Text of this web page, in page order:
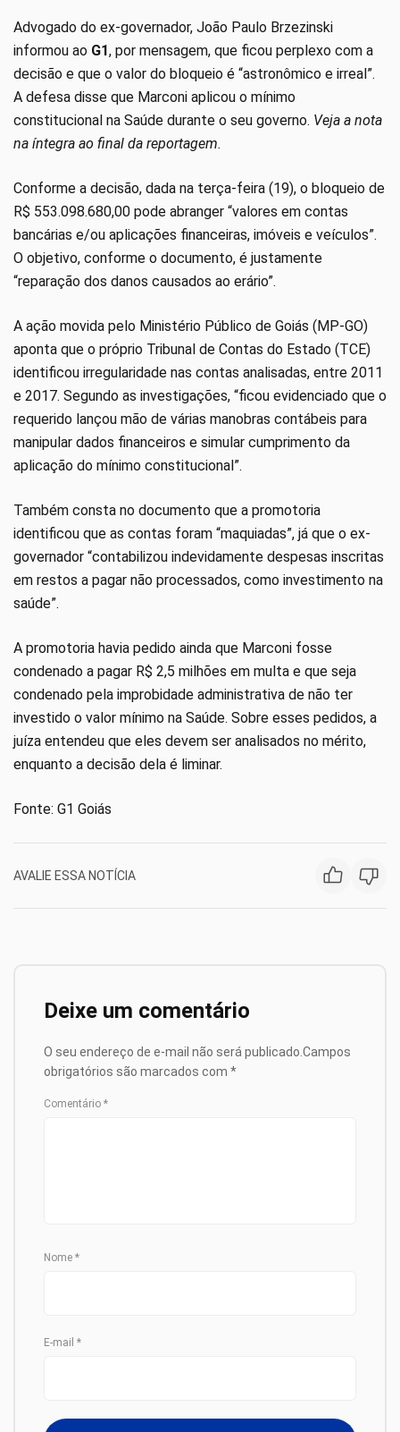
Advogado do ex-governador, João Paulo Brzezinski
informou ao G1, por mensagem, que ficou perplexo com a
decisão e que o valor do bloqueio é “astronômico e irreal”.
A defesa disse que Marconi aplicou o mínimo
constitucional na Saúde durante o seu governo. Veja a nota
na íntegra ao final da reportagem.
Conforme a decisão, dada na terça-feira (19), o bloqueio de
R$ 553.098.680,00 pode abranger “valores em contas
bancárias e/ou aplicações financeiras, imóveis e veículos”.
O objetivo, conforme o documento, é justamente
“reparação dos danos causados ao erário”.
A ação movida pelo Ministério Público de Goiás (MP-GO)
aponta que o próprio Tribunal de Contas do Estado (TCE)
identificou irregularidade nas contas analisadas, entre 2011
e 2017. Segundo as investigações, “ficou evidenciado que o
requerido lançou mão de várias manobras contábeis para
manipular dados financeiros e simular cumprimento da
aplicação do mínimo constitucional”.
Também consta no documento que a promotoria
identificou que as contas foram “maquiadas”, já que o ex-
governador “contabilizou indevidamente despesas inscritas
em restos a pagar não processados, como investimento na
saúde”.
A promotoria havia pedido ainda que Marconi fosse
condenado a pagar R$ 2,5 milhões em multa e que seja
condenado pela improbidade administrativa de não ter
investido o valor mínimo na Saúde. Sobre esses pedidos, a
juíza entendeu que eles devem ser analisados no mérito,
enquanto a decisão dela é liminar.
Fonte: G1 Goiás
AVALIE ESSA NOTÍCIA
Deixe um comentário
O seu endereço de e-mail não será publicado.Campos
obrigatórios são marcados com *
Comentário *
Nome *
E-mail *